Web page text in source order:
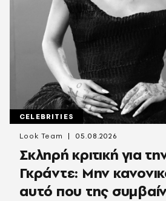
CELEBRITIES
Σκληρή κριτική για
Γκράντε: Μην
αυτό που της
Look Team 05.08.2026